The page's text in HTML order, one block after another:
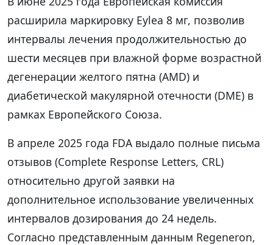
расширила маркировку Eylea 8 мг, позволив
интервалы лечения продолжительностью до
шести месяцев при влажной форме возрастной
дегенерации желтого пятна (AMD) и
диабетической макулярной отечности (DME) в
рамках Европейского Союза.
В апреле 2025 года FDA выдало полные письма
отзывов (Complete Response Letters, CRL)
относительно другой заявки на
дополнительное использование увеличенных
интервалов дозирования до 24 недель.
Согласно представленным данным Regeneron,